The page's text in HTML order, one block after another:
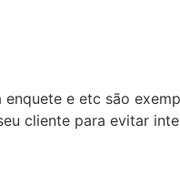
e etc são
cliente para evitar